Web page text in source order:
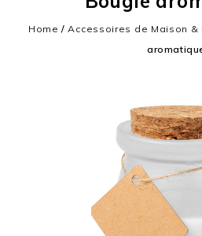
Home /Accessoires de Maison &